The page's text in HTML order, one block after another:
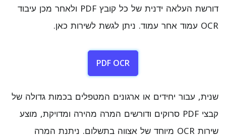
דורשת העלאה ידנית של כל קובץ PDF ולאחר מכן עיבוד
OCR עמוד אחר עמוד. ניתן לגשת לשירות כאן.
PDF OCR
שנית, עבור יחידים או ארגונים המטפלים בכמות גדולה של
קבצי PDF סרוקים ודורשים המרה מהירה ומדויקת, מוצע
שירות OCR מיוחד של אצווה בתשלום. ניתנת המרה